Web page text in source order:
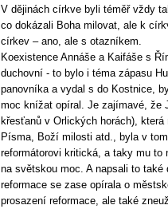
V dějinách církve byli téměř vždy
co dokázali Boha milovat, ale k
církev – ano, ale s otazníkem.
Koexistence Annáše a Kaifáše s
duchovní - to bylo i téma zápasu
panovníka a vydal s do Kostnice,
moc knížat opíral. Je zajímavé, že
křesťanů v Orlických horách),
Písma, Boží milosti atd., byla v
reformátorovi kritická, a taky mu
na světskou moc. A napsali to
reformace se zase opírala o
prosazení reformace, ale také